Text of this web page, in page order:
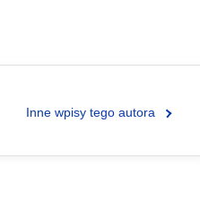
Inne wpisy tego autora